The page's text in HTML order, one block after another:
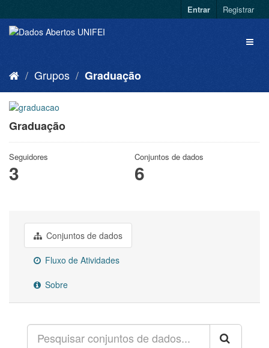
Entrar Registrar
Grupos Graduação
Graduação
Seguidores
3
Conjuntos de dados
6
Conjuntos de dados
Fluxo de Atividades
Sobre